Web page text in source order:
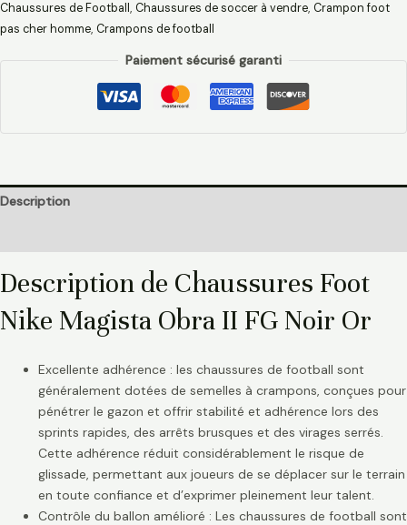
Chaussures de Football, Chaussures de soccer à vendre, Crampon foot
pas cher homme, Crampons de football
Paiement sécurisé garanti
Description
Description de Chaussures Foot
Nike Magista Obra II FG Noir Or
Excellente adhérence : les chaussures de football sont
généralement dotées de semelles à crampons, conçues pour
pénétrer le gazon et offrir stabilité et adhérence lors des
sprints rapides, des arrêts brusques et des virages serrés.
Cette adhérence réduit considérablement le risque de
glissade, permettant aux joueurs de se déplacer sur le terrain
en toute confiance et d’exprimer pleinement leur talent.
Contrôle du ballon amélioré : Les chaussures de football sont